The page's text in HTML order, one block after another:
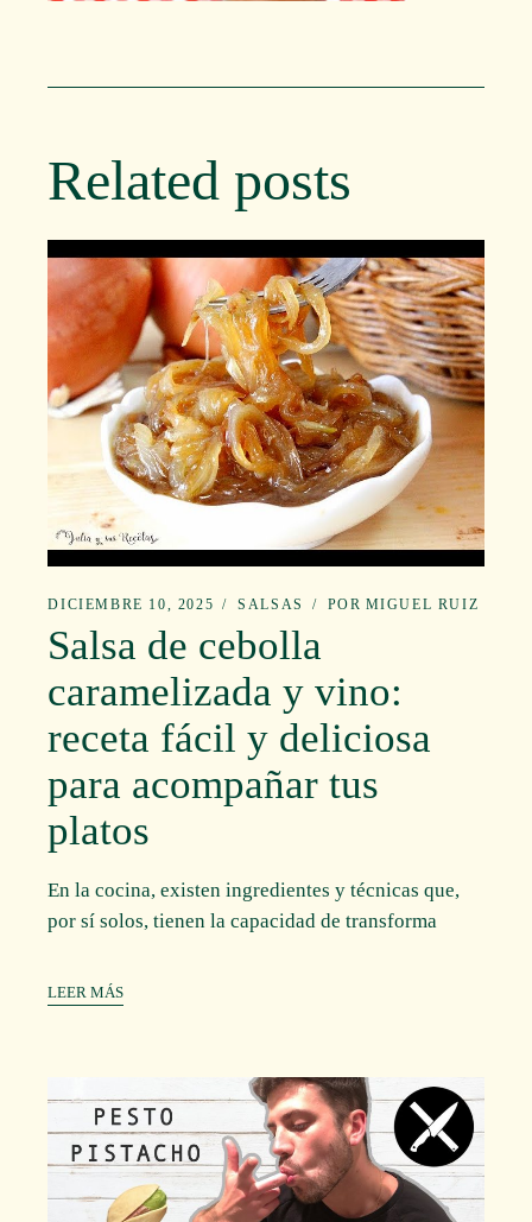
Related posts
DICIEMBRE 10, 2025 SALSAS POR MIGUEL RUIZ
Salsa de cebolla
caramelizada y vino:
receta fácil y deliciosa
para acompañar tus
platos
En la cocina, existen ingredientes y técnicas que,
por sí solos, tienen la capacidad de transforma
LEER MÁS